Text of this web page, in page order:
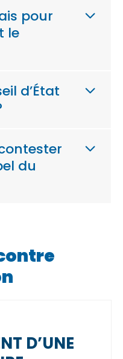
pour
le
d’État
du
D’UNE